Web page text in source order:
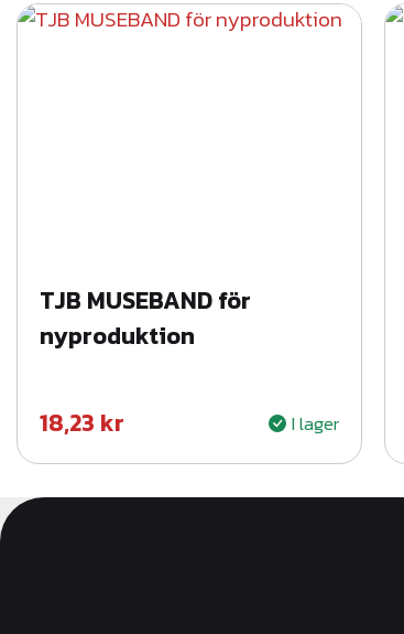
TJB MUSEBAND för
nyproduktion
18,23 kr I lager